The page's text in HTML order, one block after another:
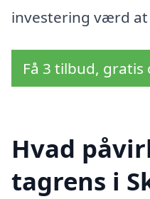
investering værd at
Få 3 tilbud,
Hvad
tagrens i